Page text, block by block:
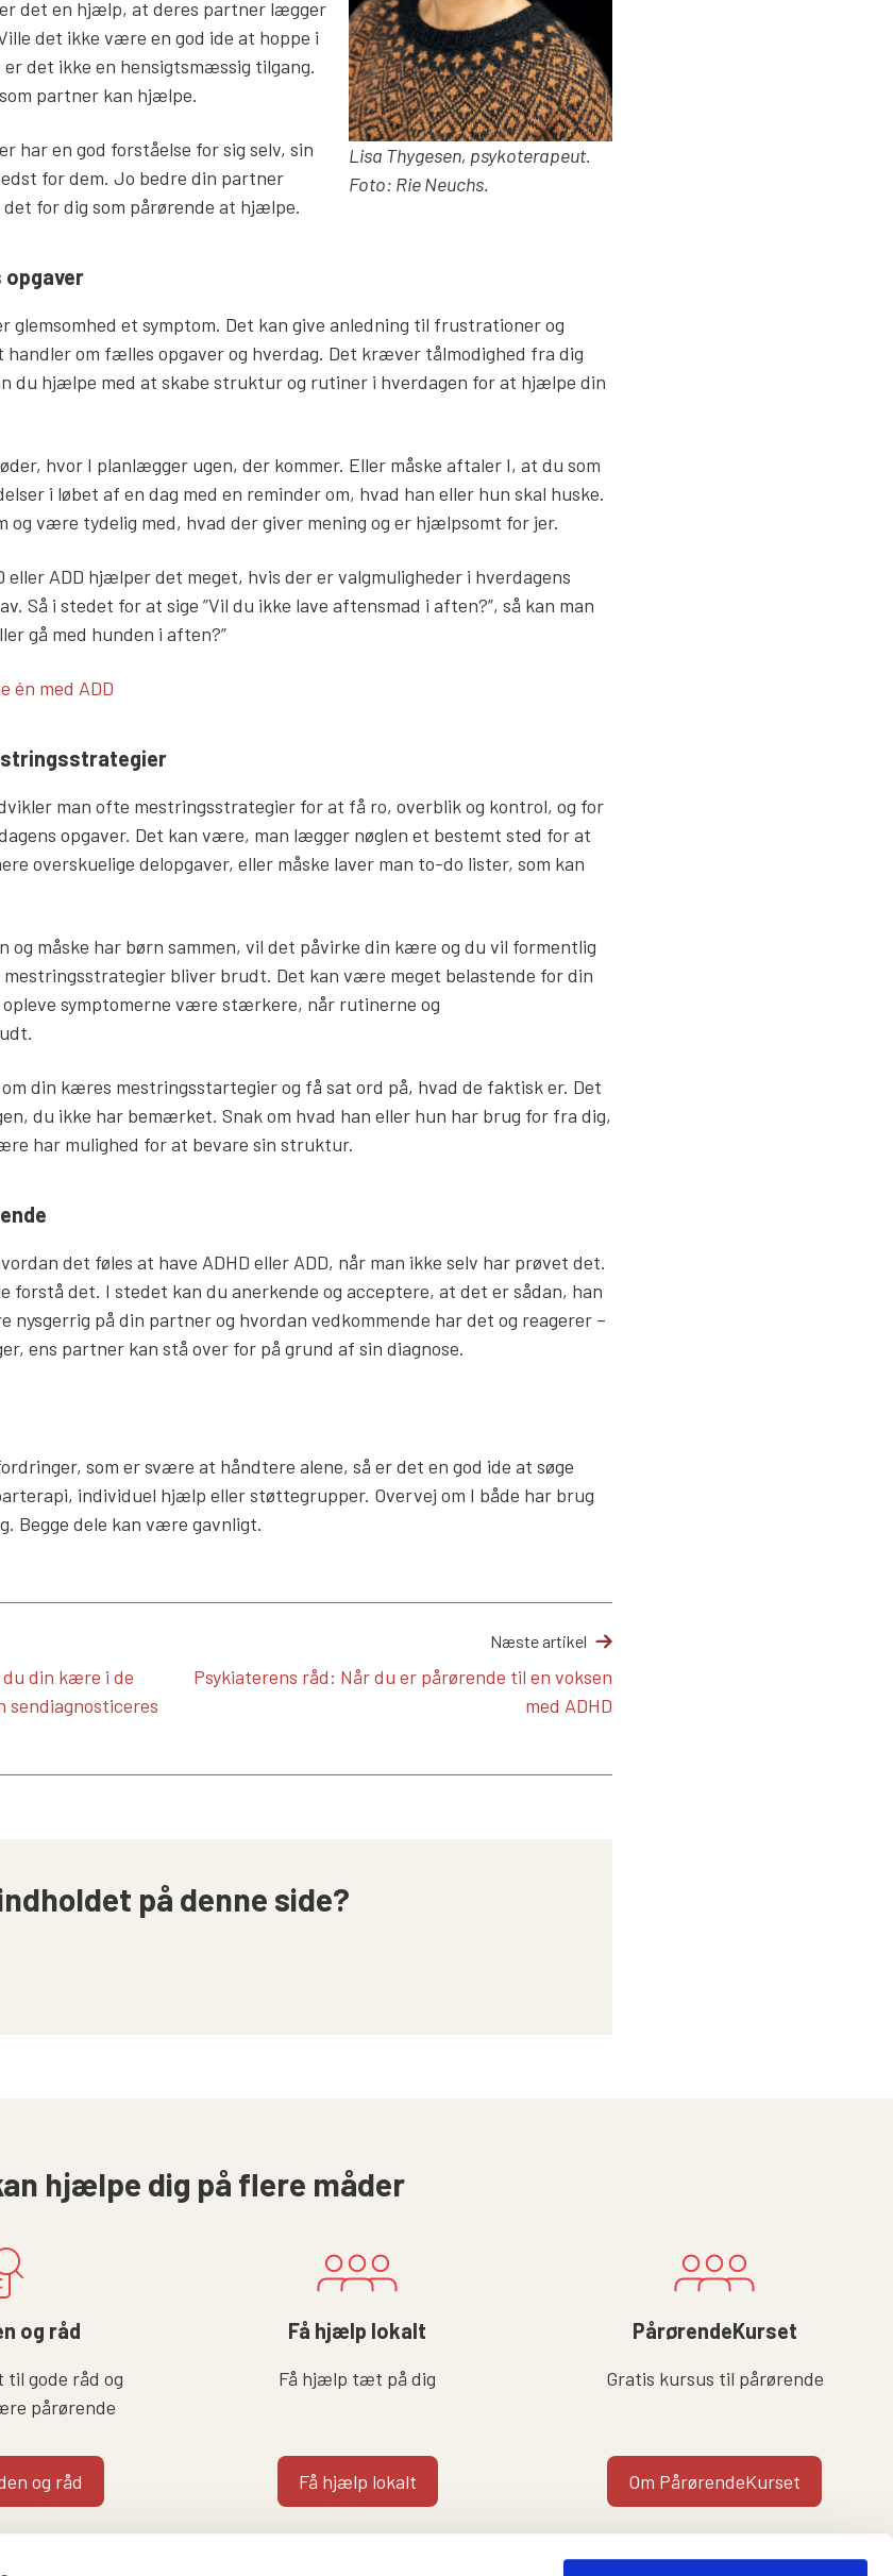
Lisa Thygesen, psykoterapeut.
Foto: Rie Neuchs.
det en hjælp, at deres partner lægger
det ikke være en god ide at hoppe i
er det ikke en hensigtsmæssig tilgang.
partner kan hjælpe.
har en god forståelse for sig selv, sin
for dem. Jo bedre din partner
for dig som pårørende at hjælpe.
glemsomhed et symptom. Det kan give anledning til frustrationer og
om fælles opgaver og hverdag. Det kræver tålmodighed fra dig
du hjælpe med at skabe struktur og rutiner i hverdagen for at hjælpe din
hvor I planlægger ugen, der kommer. Eller måske aftaler I, at du som
i løbet af en dag med en reminder om, hvad han eller hun skal huske.
og være tydelig med, hvad der giver mening og er hjælpsomt for jer.
eller ADD hjælper det meget, hvis der er valgmuligheder i hverdagens
Så i stedet for at sige ”Vil du ikke lave aftensmad i aften?”, så kan man
gå med hunden i aften?”
én med ADD
man ofte mestringsstrategier for at få ro, overblik og kontrol, og for
opgaver. Det kan være, man lægger nøglen et bestemt sted for at
overskuelige delopgaver, eller måske laver man to-do lister, som kan
og måske har børn sammen, vil det påvirke din kære og du vil formentlig
bliver brudt. Det kan være meget belastende for din
symptomerne være stærkere, når rutinerne og
din kæres mestringsstartegier og få sat ord på, hvad de faktisk er. Det
du ikke har bemærket. Snak om hvad han eller hun har brug for fra dig,
har mulighed for at bevare sin struktur.
det føles at have ADHD eller ADD, når man ikke selv har prøvet det.
forstå det. I stedet kan du anerkende og acceptere, at det er sådan, han
nysgerrig på din partner og hvordan vedkommende har det og reagerer –
ens partner kan stå over for på grund af sin diagnose.
som er svære at håndtere alene, så er det en god ide at søge
individuel hjælp eller støttegrupper. Overvej om I både har brug
Begge dele kan være gavnligt.
du din kære i de
sendiagnosticeres
Næste artikel
Psykiaterens råd: Når du er pårørende til en voksen
med ADHD
på denne side?
hjælpe dig på flere måder
og råd
gode råd og
pårørende
og råd
Få hjælp lokalt
Få hjælp tæt på dig
Få hjælp lokalt
PårørendeKurset
Gratis kursus til pårørende
Om PårørendeKurset